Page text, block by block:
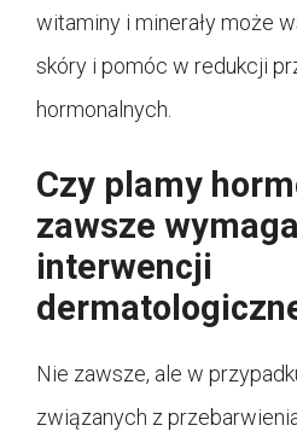
witaminy i minerały może
skóry i pomóc w redukcji
hormonalnych.
Czy plamy
zawsze
interwencji
Nie zawsze, ale w
związanych z